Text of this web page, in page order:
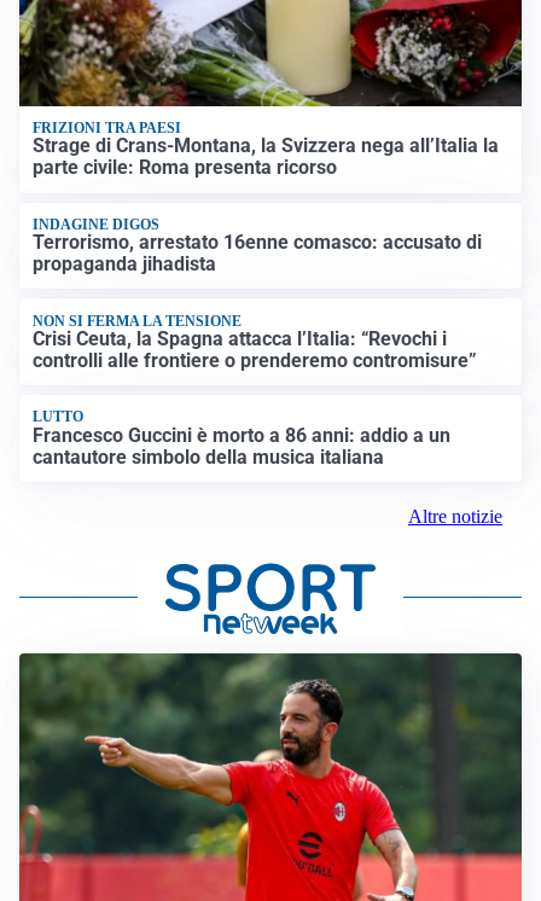
FRIZIONI TRA PAESI
Strage di Crans-Montana, la Svizzera nega all’Italia la
parte civile: Roma presenta ricorso
INDAGINE DIGOS
Terrorismo, arrestato 16enne comasco: accusato di
propaganda jihadista
NON SI FERMA LA TENSIONE
Crisi Ceuta, la Spagna attacca l’Italia: “Revochi i
controlli alle frontiere o prenderemo contromisure”
LUTTO
Francesco Guccini è morto a 86 anni: addio a un
cantautore simbolo della musica italiana
Altre notizie